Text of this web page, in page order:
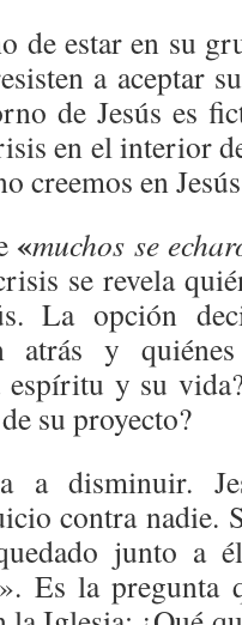
de estar en su
a aceptar
de Jesús es
en el interior
creemos en
«muchos se
se revela
La opción
atrás y
y su
su proyecto?
a disminuir.
contra nadie.
junto a
». Es la pregunta